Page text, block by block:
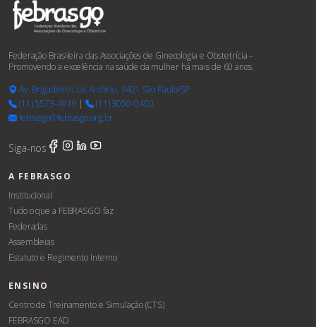
Federação Brasileira das Associações de Ginecologia e Obstetrícia –
Promovendo a excelência na saúde da mulher há mais de 60 anos.
Av. Brigadeiro Luís Antônio, 3421 São Paulo/SP
(11) 5573-4919 |
(11) 3050-0400
febrasgo@febrasgo.org.br
Siga-nos
A FEBRASGO
Institucional
Tudo o que a FEBRASGO faz
Federadas
Assembleias
Estatuto e Regimento Interno
ENSINO
Centro de Treinamento e Simulação (CTS)
FEBRASGO EAD